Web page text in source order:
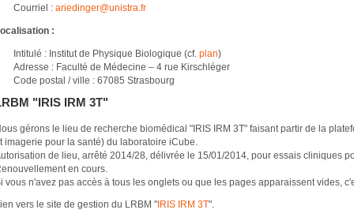
Courriel : ariedinger@unistra.fr
:
Intitulé : Institut de Physique Biologique (cf. plan)
Adresse : Faculté de Médecine – 4 rue Kirschléger
Code postal / ville : 67085 Strasbourg
"IRIS IRM 3T"
gérons le lieu de recherche biomédical "IRIS IRM 3T" faisant partir de la
imagerie pour la santé) du laboratoire iCube.
de lieu, arrêté 2014/28, délivrée le 15/01/2014, pour essais cliniques
en cours.
vous n'avez pas accès à tous les onglets ou que les pages apparaissent vides,
Lien vers le site de gestion du LRBM " IRIS IRM 3T".